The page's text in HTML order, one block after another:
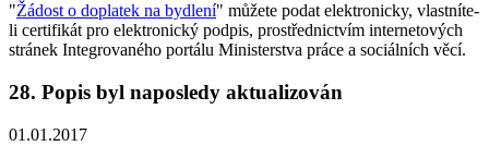
"Žádost o doplatek na bydlení" můžete podat elektronicky, vlastníte-
li certifikát pro elektronický podpis, prostřednictvím internetových
stránek Integrovaného portálu Ministerstva práce a sociálních věcí.
28. Popis byl naposledy aktualizován
01.01.2017